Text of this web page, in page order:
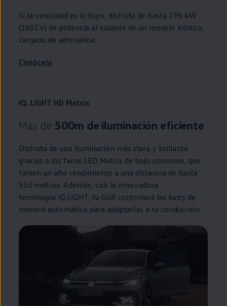
Si la velocidad es lo tuyo, disfruta de hasta 195 kW
(265CV) de potencia al volante de un modelo icónico,
cargado de adrenalina.
Conócelo
IQ. LIGHT HD Matrix
Más de 500m de iluminación eficiente
Disfruta de una iluminación más clara y brillante
gracias a los faros LED Matrix de bajo consumo, que
tienen un alto rendimiento a una distancia de hasta
550 metros. Además, con la innovadora
tecnología IQ.LIGHT, tu Golf controlará las luces de
manera automática para adaptarlas a tu conducción.